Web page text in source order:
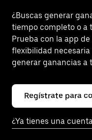
¿Buscas generar
tiempo completo o a
Prueba con la app
flexibilidad
generar ganancias a
Regístrate para
¿Ya tienes una